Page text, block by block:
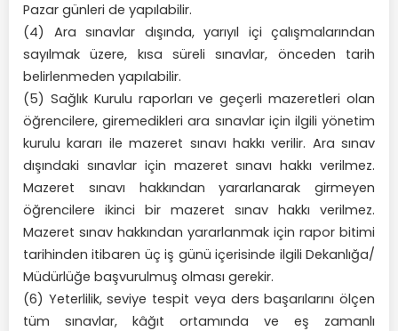
Pazar günleri de yapılabilir.
(4) Ara sınavlar dışında, yarıyıl içi çalışmalarından
sayılmak üzere, kısa süreli sınavlar, önceden tarih
belirlenmeden yapılabilir.
(5) Sağlık Kurulu raporları ve geçerli mazeretleri olan
öğrencilere, giremedikleri ara sınavlar için ilgili yönetim
kurulu kararı ile mazeret sınavı hakkı verilir. Ara sınav
dışındaki sınavlar için mazeret sınavı hakkı verilmez.
Mazeret sınavı hakkından yararlanarak girmeyen
öğrencilere ikinci bir mazeret sınav hakkı verilmez.
Mazeret sınav hakkından yararlanmak için rapor bitimi
tarihinden itibaren üç iş günü içerisinde ilgili Dekanlığa/
Müdürlüğe başvurulmuş olması gerekir.
(6) Yeterlilik, seviye tespit veya ders başarılarını ölçen
tüm sınavlar, kâğıt ortamında ve eş zamanlı